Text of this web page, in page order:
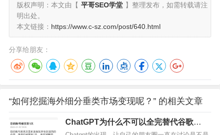
版权声明：本文由【 平哥SEO学堂 】整理发布，如需转载请注
明出处。
本文链接： https://www.c-sz.com/post/640.html
分享给朋友：
“如何挖掘海外细分垂类市场变现呢？” 的相关文章
ChatGPT为什么不可以全完替代谷歌
SEO？